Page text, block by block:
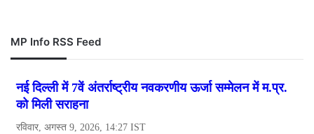
MP Info RSS Feed